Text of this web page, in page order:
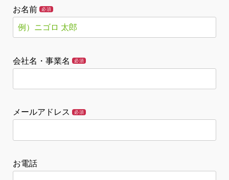
お名前 必須
会社名・事業名 必須
メールアドレス 必須
お電話